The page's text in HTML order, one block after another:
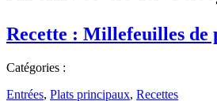
Recette : Millefeuilles de
Catégories :
Entrées, Plats principaux, Recettes